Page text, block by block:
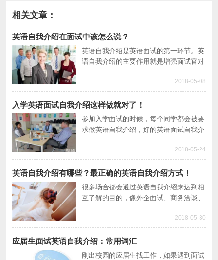
相关文章：
英语自我介绍在面试中该怎么说？
英语自我介绍是英语面试的第一环节。英
语自我介绍的主要作用就是增强面试官对
绍。本文就与大家聊聊英语自我介绍在面
试中该怎么说？
2018-05-08
入学英语面试自我介绍这样做就对了！
参加入学面试的时候，每个同学都会被要
求做英语自我介绍，好的英语面试自我介
语教大家如何做入学英语面试自我介绍，
展现一个“与众不同”的自己。
2018-05-24
英语自我介绍有哪些？最正确的英语自我介绍方式！
很多场合都会通过英语自我介绍来达到相
互了解的目的，像外企面试、商务洽谈、
交流的场合。正确的英语自我介绍不仅可
以给以对方一个集修养、家教、学识等于
一体的良好印象，同时也是一种超高英语
水平的表现。
2018-05-30
应届生面试英语自我介绍：常用词汇
刚出校园的应届生找工作，如果遇到面试